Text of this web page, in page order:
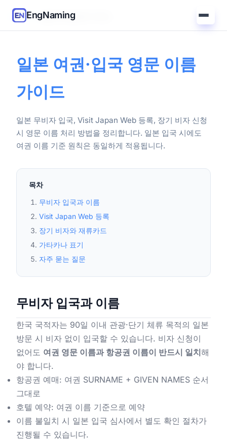
EngNaming
홈/가이드/일본 여권·입국 가이드
일본 여권·입국 영문 이름
가이드
일본 무비자 입국, Visit Japan Web 등록, 장기 비자 신청
시 영문 이름 처리 방법을 정리합니다. 일본 입국 시에도
여권 이름 기준 원칙은 동일하게 적용됩니다.
목차
무비자 입국과 이름
Visit Japan Web 등록
장기 비자와 재류카드
가타카나 표기
자주 묻는 질문
무비자 입국과 이름
한국 국적자는 90일 이내 관광·단기 체류 목적의 일본
방문 시 비자 없이 입국할 수 있습니다. 비자 신청이
없어도 여권 영문 이름과 항공권 이름이 반드시 일치해
야 합니다.
항공권 예매: 여권 SURNAME + GIVEN NAMES 순서
그대로
호텔 예약: 여권 이름 기준으로 예약
이름 불일치 시 일본 입국 심사에서 별도 확인 절차가
진행될 수 있습니다.